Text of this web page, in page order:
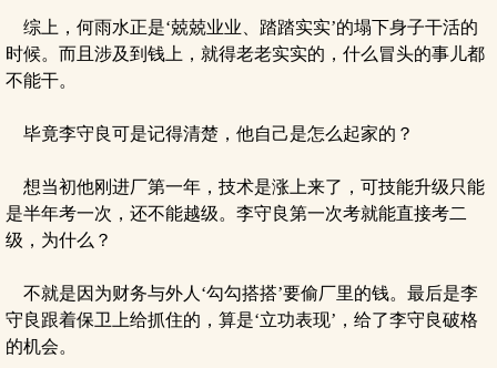
综上，何雨水正是‘兢兢业业、踏踏实实’的塌下身子干活的
时候。而且涉及到钱上，就得老老实实的，什么冒头的事儿都
不能干。
毕竟李守良可是记得清楚，他自己是怎么起家的？
想当初他刚进厂第一年，技术是涨上来了，可技能升级只能
是半年考一次，还不能越级。李守良第一次考就能直接考二
级，为什么？
不就是因为财务与外人‘勾勾搭搭’要偷厂里的钱。最后是李
守良跟着保卫上给抓住的，算是‘立功表现’，给了李守良破格
的机会。